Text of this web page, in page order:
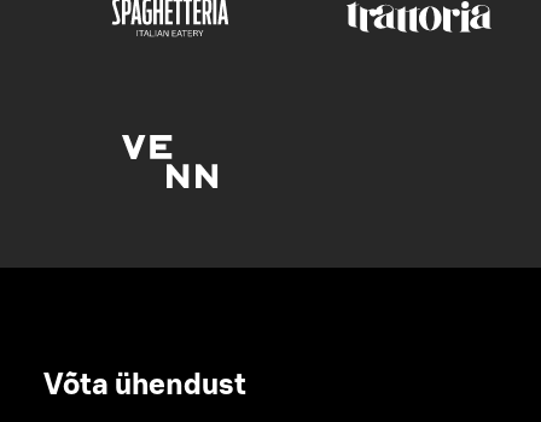
Võta ühendust